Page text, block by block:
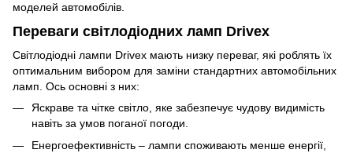
моделей автомобілів.
Переваги світлодіодних ламп Drivex
Світлодіодні лампи Drivex мають низку переваг, які роблять їх
оптимальним вибором для заміни стандартних автомобільних
ламп. Ось основні з них:
Яскраве та чітке світло, яке забезпечує чудову видимість
навіть за умов поганої погоди.
Енергоефективність – лампи споживають менше енергії,